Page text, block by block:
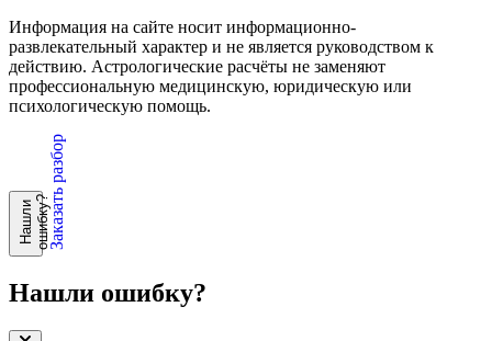
Информация на сайте носит информационно-
развлекательный характер и не является руководством к
действию. Астрологические расчёты не заменяют
профессиональную медицинскую, юридическую или
психологическую помощь.
Н
а
ш
л
и
о
ш
и
б
к
у?Заказать разбор
Нашли ошибку?